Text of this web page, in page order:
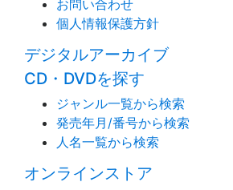
お問い合わせ
個人情報保護方針
デジタルアーカイブ
CD・DVDを探す
ジャンル一覧から検索
発売年月/番号から検索
人名一覧から検索
オンラインストア